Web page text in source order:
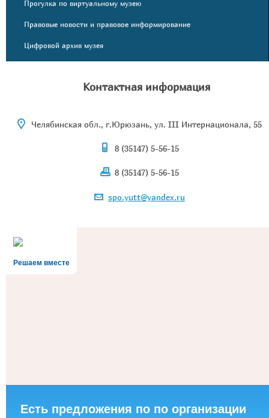
Прогулка по виртуальному музею
Правовые новости и правовое информирование
Цифровой архив музея
Контактная информация
Челябинская обл., г.Юрюзань, ул. III Интернационала, 55
8 (35147) 5-56-15
8 (35147) 5-56-15
spo.yutt@yandex.ru
Решаем вместе
Есть предложения по по организации